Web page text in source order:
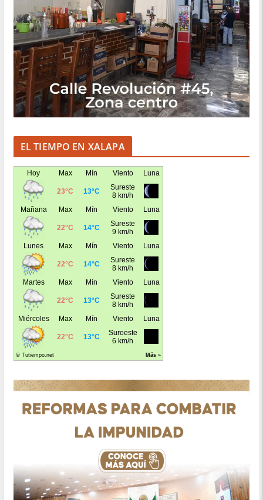
EL TIEMPO EN XALAPA